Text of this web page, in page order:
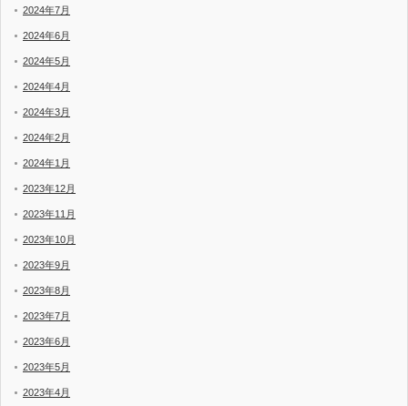
2024年7月
2024年6月
2024年5月
2024年4月
2024年3月
2024年2月
2024年1月
2023年12月
2023年11月
2023年10月
2023年9月
2023年8月
2023年7月
2023年6月
2023年5月
2023年4月